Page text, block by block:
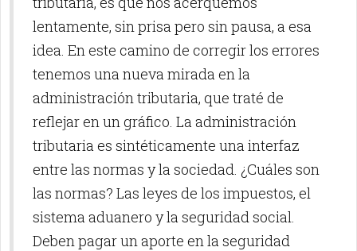
lentamente, sin prisa pero sin pausa, a esa
idea. En este camino de corregir los errores
tenemos una nueva mirada en la
administración tributaria, que traté de
reflejar en un gráfico. La administración
tributaria es sintéticamente una interfaz
entre las normas y la sociedad. ¿Cuáles son
las normas? Las leyes de los impuestos, el
sistema aduanero y la seguridad social.
Deben pagar un aporte en la seguridad